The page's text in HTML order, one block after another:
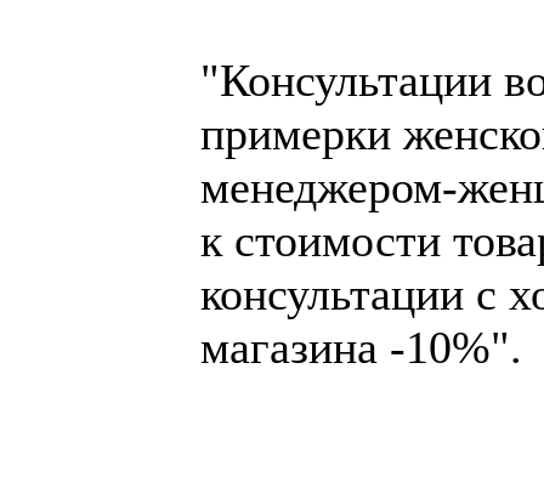
"Консультации
примерки
менеджером-
к стоимости
консультации с
магазина -10%".